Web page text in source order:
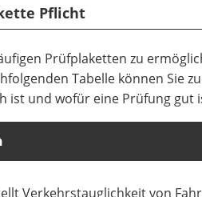
Pflicht
Prüfplaketten zu
Tabelle können Sie
ist und wofür eine Prüfung gut
Verkehrstauglichkeit von